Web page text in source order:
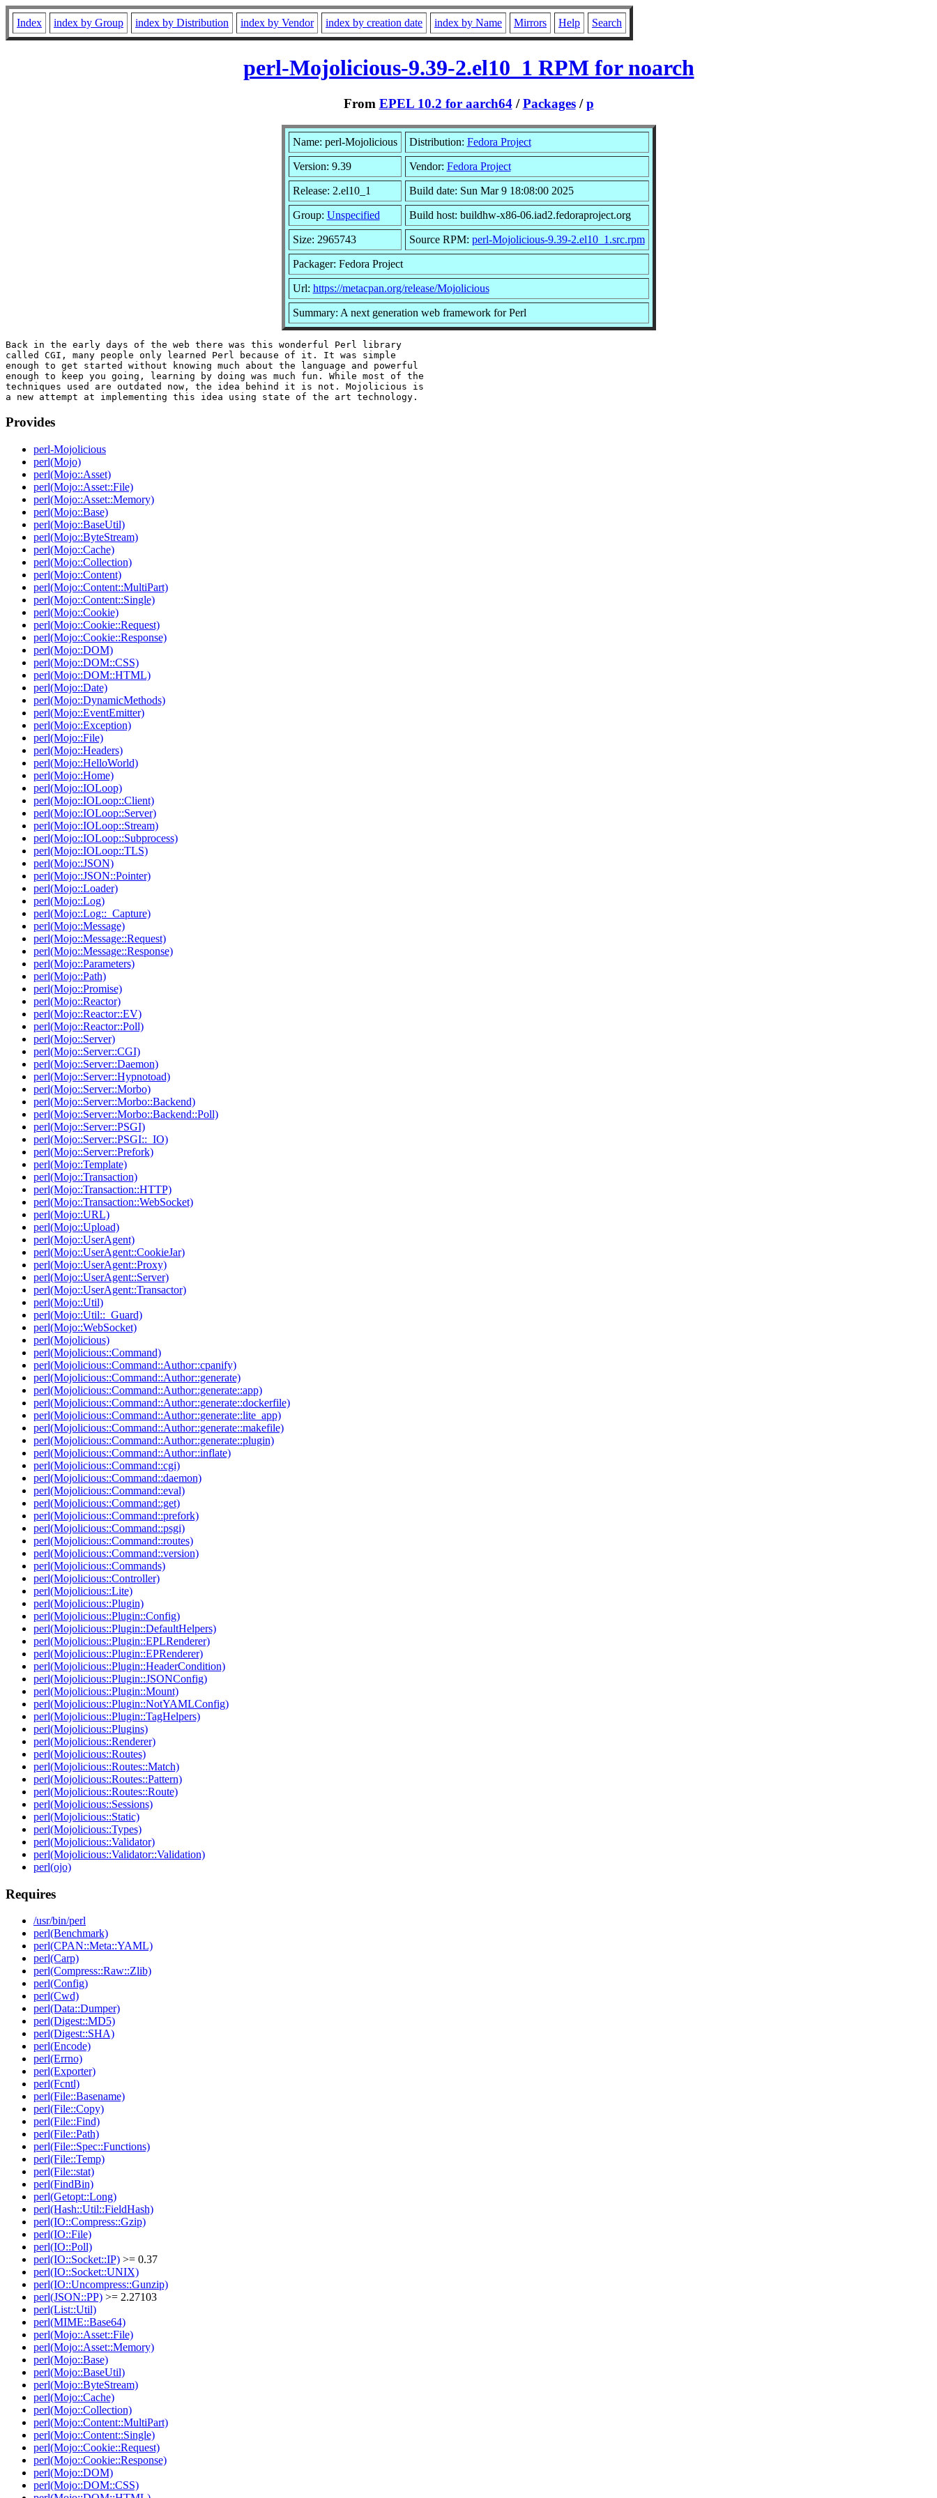
Index index by Group index by Distribution index by Vendor index by creation date index by Name Mirrors Help Search
perl-Mojolicious-9.39-2.el10_1 RPM for noarch
From EPEL 10.2 for aarch64/Packages/p
Name: perl-Mojolicious Distribution: Fedora Project
Version: 9.39 Vendor: Fedora Project
Release: 2.el10_1 Build date: Sun Mar 9 18:08:00 2025
Group: Unspecified Build host: buildhw-x86-06.iad2.fedoraproject.org
Size: 2965743 Source RPM: perl-Mojolicious-9.39-2.el10_1.src.rpm
Packager: Fedora Project
Url: https://metacpan.org/release/Mojolicious
Summary: A next generation web framework for Perl
Back in the early days of the web there was this wonderful Perl library
called CGI, many people only learned Perl because of it. It was simple
enough to get started without knowing much about the language and powerful
enough to keep you going, learning by doing was much fun. While most of the
techniques used are outdated now, the idea behind it is not. Mojolicious is
Provides
perl-Mojolicious
perl(Mojo)
perl(Mojo::Asset)
perl(Mojo::Asset::File)
perl(Mojo::Asset::Memory)
perl(Mojo::Base)
perl(Mojo::BaseUtil)
perl(Mojo::ByteStream)
perl(Mojo::Cache)
perl(Mojo::Collection)
perl(Mojo::Content)
perl(Mojo::Content::MultiPart)
perl(Mojo::Content::Single)
perl(Mojo::Cookie)
perl(Mojo::Cookie::Request)
perl(Mojo::Cookie::Response)
perl(Mojo::DOM)
perl(Mojo::DOM::CSS)
perl(Mojo::DOM::HTML)
perl(Mojo::Date)
perl(Mojo::DynamicMethods)
perl(Mojo::EventEmitter)
perl(Mojo::Exception)
perl(Mojo::File)
perl(Mojo::Headers)
perl(Mojo::HelloWorld)
perl(Mojo::Home)
perl(Mojo::IOLoop)
perl(Mojo::IOLoop::Client)
perl(Mojo::IOLoop::Server)
perl(Mojo::IOLoop::Stream)
perl(Mojo::IOLoop::Subprocess)
perl(Mojo::IOLoop::TLS)
perl(Mojo::JSON)
perl(Mojo::JSON::Pointer)
perl(Mojo::Loader)
perl(Mojo::Log)
perl(Mojo::Log::_Capture)
perl(Mojo::Message)
perl(Mojo::Message::Request)
perl(Mojo::Message::Response)
perl(Mojo::Parameters)
perl(Mojo::Path)
perl(Mojo::Promise)
perl(Mojo::Reactor)
perl(Mojo::Reactor::EV)
perl(Mojo::Reactor::Poll)
perl(Mojo::Server)
perl(Mojo::Server::CGI)
perl(Mojo::Server::Daemon)
perl(Mojo::Server::Hypnotoad)
perl(Mojo::Server::Morbo)
perl(Mojo::Server::Morbo::Backend)
perl(Mojo::Server::Morbo::Backend::Poll)
perl(Mojo::Server::PSGI)
perl(Mojo::Server::PSGI::_IO)
perl(Mojo::Server::Prefork)
perl(Mojo::Template)
perl(Mojo::Transaction)
perl(Mojo::Transaction::HTTP)
perl(Mojo::Transaction::WebSocket)
perl(Mojo::URL)
perl(Mojo::Upload)
perl(Mojo::UserAgent)
perl(Mojo::UserAgent::CookieJar)
perl(Mojo::UserAgent::Proxy)
perl(Mojo::UserAgent::Server)
perl(Mojo::UserAgent::Transactor)
perl(Mojo::Util)
perl(Mojo::Util::_Guard)
perl(Mojo::WebSocket)
perl(Mojolicious)
perl(Mojolicious::Command)
perl(Mojolicious::Command::Author::cpanify)
perl(Mojolicious::Command::Author::generate)
perl(Mojolicious::Command::Author::generate::app)
perl(Mojolicious::Command::Author::generate::dockerfile)
perl(Mojolicious::Command::Author::generate::lite_app)
perl(Mojolicious::Command::Author::generate::makefile)
perl(Mojolicious::Command::Author::generate::plugin)
perl(Mojolicious::Command::Author::inflate)
perl(Mojolicious::Command::cgi)
perl(Mojolicious::Command::daemon)
perl(Mojolicious::Command::eval)
perl(Mojolicious::Command::get)
perl(Mojolicious::Command::prefork)
perl(Mojolicious::Command::psgi)
perl(Mojolicious::Command::routes)
perl(Mojolicious::Command::version)
perl(Mojolicious::Commands)
perl(Mojolicious::Controller)
perl(Mojolicious::Lite)
perl(Mojolicious::Plugin)
perl(Mojolicious::Plugin::Config)
perl(Mojolicious::Plugin::DefaultHelpers)
perl(Mojolicious::Plugin::EPLRenderer)
perl(Mojolicious::Plugin::EPRenderer)
perl(Mojolicious::Plugin::HeaderCondition)
perl(Mojolicious::Plugin::JSONConfig)
perl(Mojolicious::Plugin::Mount)
perl(Mojolicious::Plugin::NotYAMLConfig)
perl(Mojolicious::Plugin::TagHelpers)
perl(Mojolicious::Plugins)
perl(Mojolicious::Renderer)
perl(Mojolicious::Routes)
perl(Mojolicious::Routes::Match)
perl(Mojolicious::Routes::Pattern)
perl(Mojolicious::Routes::Route)
perl(Mojolicious::Sessions)
perl(Mojolicious::Static)
perl(Mojolicious::Types)
perl(Mojolicious::Validator)
perl(Mojolicious::Validator::Validation)
perl(ojo)
Requires
/usr/bin/perl
perl(Benchmark)
perl(CPAN::Meta::YAML)
perl(Carp)
perl(Compress::Raw::Zlib)
perl(Config)
perl(Cwd)
perl(Data::Dumper)
perl(Digest::MD5)
perl(Digest::SHA)
perl(Encode)
perl(Errno)
perl(Exporter)
perl(Fcntl)
perl(File::Basename)
perl(File::Copy)
perl(File::Find)
perl(File::Path)
perl(File::Spec::Functions)
perl(File::Temp)
perl(File::stat)
perl(FindBin)
perl(Getopt::Long)
perl(Hash::Util::FieldHash)
perl(IO::Compress::Gzip)
perl(IO::File)
perl(IO::Poll)
perl(IO::Socket::IP) >= 0.37
perl(IO::Socket::UNIX)
perl(IO::Uncompress::Gunzip)
perl(JSON::PP) >= 2.27103
perl(List::Util)
perl(MIME::Base64)
perl(Mojo::Asset::File)
perl(Mojo::Asset::Memory)
perl(Mojo::Base)
perl(Mojo::BaseUtil)
perl(Mojo::ByteStream)
perl(Mojo::Cache)
perl(Mojo::Collection)
perl(Mojo::Content::MultiPart)
perl(Mojo::Content::Single)
perl(Mojo::Cookie::Request)
perl(Mojo::Cookie::Response)
perl(Mojo::DOM)
perl(Mojo::DOM::CSS)